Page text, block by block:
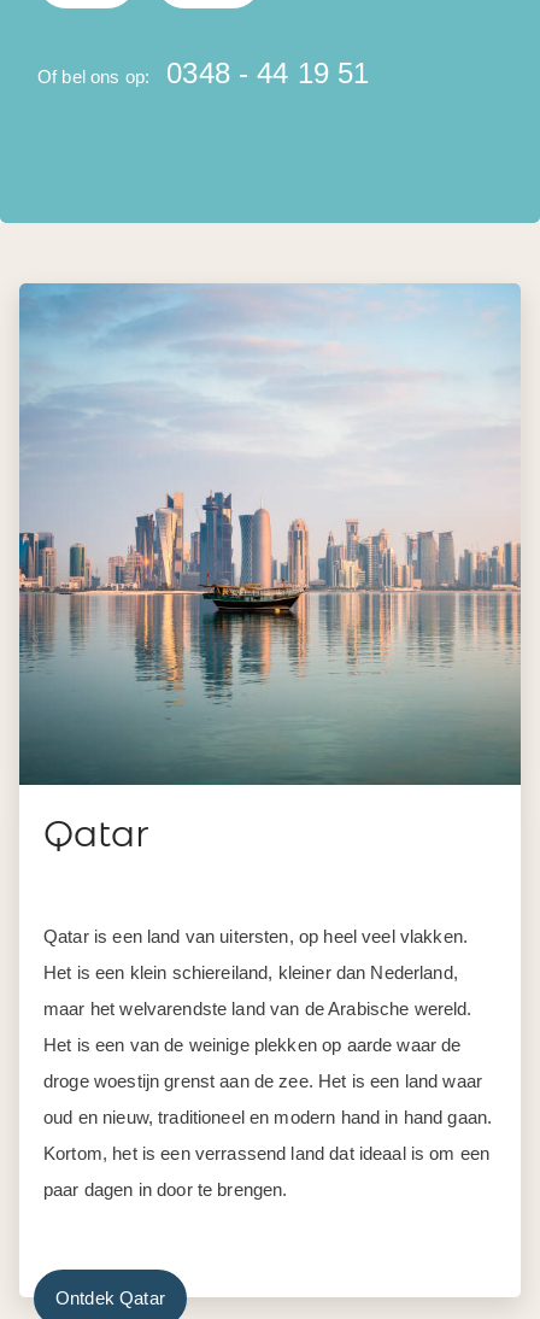
Of bel ons op: 0348 - 44 19 51
Qatar
Qatar is een land van uitersten, op heel veel vlakken.
Het is een klein schiereiland, kleiner dan Nederland,
maar het welvarendste land van de Arabische wereld.
Het is een van de weinige plekken op aarde waar de
droge woestijn grenst aan de zee. Het is een land waar
oud en nieuw, traditioneel en modern hand in hand gaan.
Kortom, het is een verrassend land dat ideaal is om een
paar dagen in door te brengen.
Ontdek Qatar